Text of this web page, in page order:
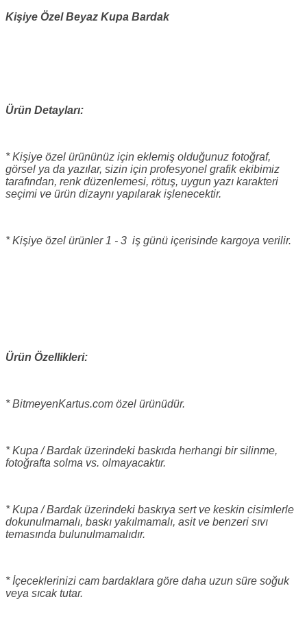
Kişiye Özel Beyaz Kupa Bardak
Ürün Detayları:
* Kişiye özel ürününüz için eklemiş olduğunuz fotoğraf,
görsel ya da yazılar, sizin için profesyonel grafik ekibimiz
tarafından, renk düzenlemesi, rötuş, uygun yazı karakteri
seçimi ve ürün dizaynı yapılarak işlenecektir.
* Kişiye özel ürünler 1 - 3 iş günü içerisinde kargoya verilir.
Ürün Özellikleri:
* BitmeyenKartus.com özel ürünüdür.
* Kupa / Bardak üzerindeki baskıda herhangi bir silinme,
fotoğrafta solma vs. olmayacaktır.
* Kupa / Bardak üzerindeki baskıya sert ve keskin cisimlerle
dokunulmamalı, baskı yakılmamalı, asit ve benzeri sıvı
temasında bulunulmamalıdır.
* İçeceklerinizi cam bardaklara göre daha uzun süre soğuk
veya sıcak tutar.